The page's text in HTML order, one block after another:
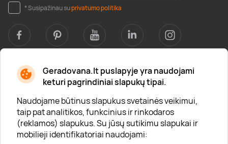
Geradovana.lt puslapyje yra naudojami
keturi pagrindiniai slapukų tipai.
Naudojame būtinus slapukus svetainės veikimui,
taip pat analitikos, funkcinius ir rinkodaros
(reklamos) slapukus. Su jūsų sutikimu slapukai ir
mobilieji identifikatoriai naudojami:
* Susipažinau suprivatumo politika
Apie mus
Apie „Gera Dovana“
Lojalumo klubas
Karjera